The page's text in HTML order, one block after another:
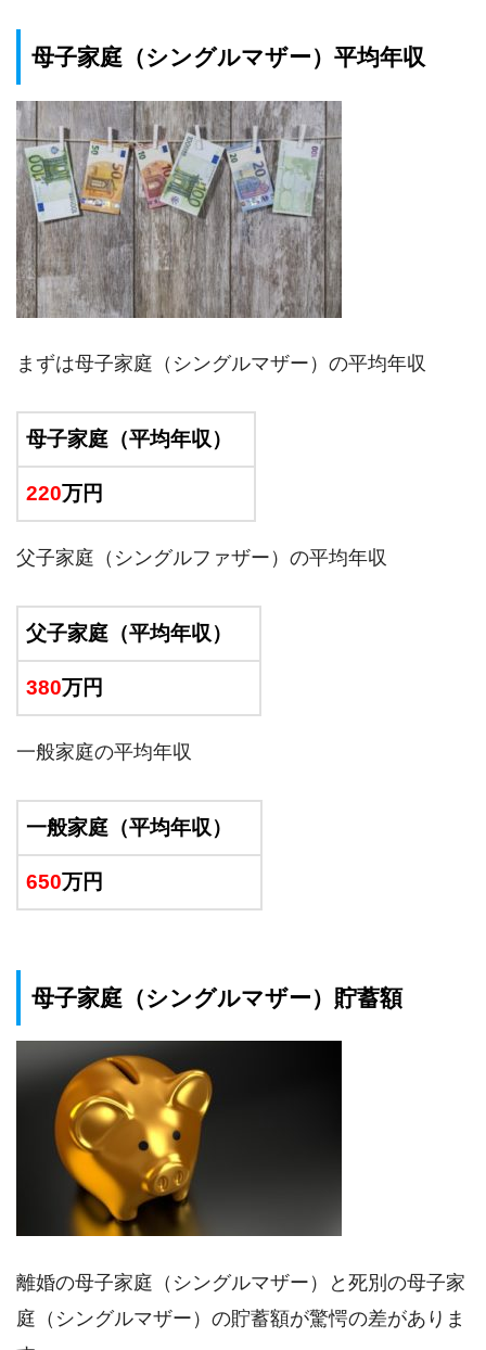
母子家庭（シングルマザー）平均年収
まずは母子家庭（シングルマザー）の平均年収
母子家庭（平均年収）
220万円
父子家庭（シングルファザー）の平均年収
父子家庭（平均年収）
380万円
一般家庭の平均年収
一般家庭（平均年収）
650万円
母子家庭（シングルマザー）貯蓄額
離婚の母子家庭（シングルマザー）と死別の母子家
庭（シングルマザー）の貯蓄額が驚愕の差がありま